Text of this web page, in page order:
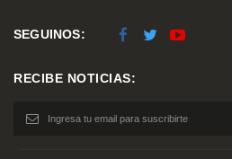
SEGUINOS:
RECIBE NOTICIAS: